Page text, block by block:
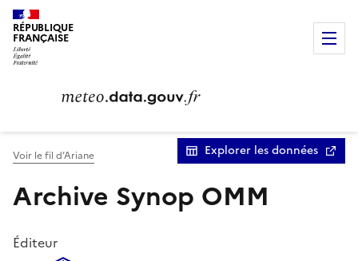
Page Jeu de données - Archive Synop OMM |
RÉPUBLIQUE
FRANÇAISE Menu
Voir le fil d’Ariane Explorer les données
Archive Synop OMM
Éditeur